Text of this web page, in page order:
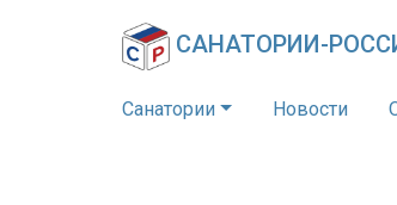
САНАТОРИИ-
Санатории Новости